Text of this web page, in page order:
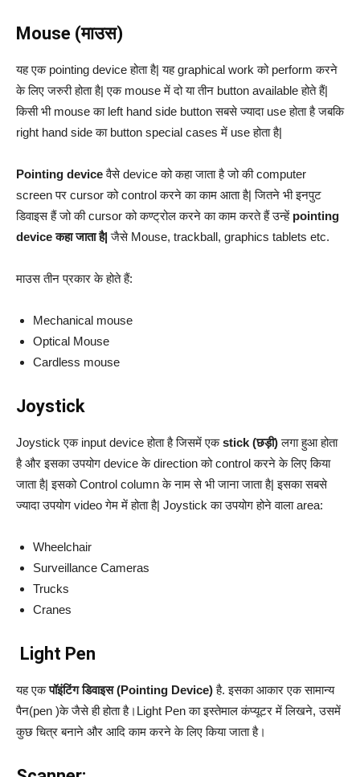
Mouse (माउस)
यह एक pointing device होता है| यह graphical work को perform करने
के लिए जरुरी होता है| एक mouse में दो या तीन button available होते हैं|
किसी भी mouse का left hand side button सबसे ज्यादा use होता है जबकि
right hand side का button special cases में use होता है|
Pointing deviceवैसे device को कहा जाता है जो की computer
screen पर cursor को control करने का काम आता है| जितने भी इनपुट
डिवाइस हैं जो की cursor को कण्ट्रोल करने का काम करते हैं उन्हें pointing
device कहा जाता है| जैसे Mouse, trackball, graphics tablets etc.
माउस तीन प्रकार के होते हैं:
Mechanical mouse
Optical Mouse
Cardless mouse
Joystick
Joystick एक input device होता है जिसमें एकstick (छड़ी)लगा हुआ होता
है और इसका उपयोग device के direction को control करने के लिए किया
जाता है| इसको Control column के नाम से भी जाना जाता है| इसका सबसे
ज्यादा उपयोग video गेम में होता है| Joystick का उपयोग होने वाला area:
Wheelchair
Surveillance Cameras
Trucks
Cranes
Light Pen
यह एकपॉइंटिंग डिवाइस (Pointing Device)है. इसका आकार एक सामान्य
पैन(pen )के जैसे ही होता है।Light Pen का इस्तेमाल कंप्यूटर में लिखने, उसमें
कुछ चित्र बनाने और आदि काम करने के लिए किया जाता है।